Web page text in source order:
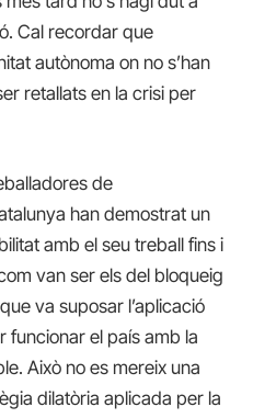
Cal recordar que
autònoma on no s’han
retallats en la crisi per
de
han demostrat un
amb el seu treball fins i
van ser els del bloqueig
va suposar l’aplicació
funcionar el país amb la
Això no es mereix una
dilatòria aplicada per la